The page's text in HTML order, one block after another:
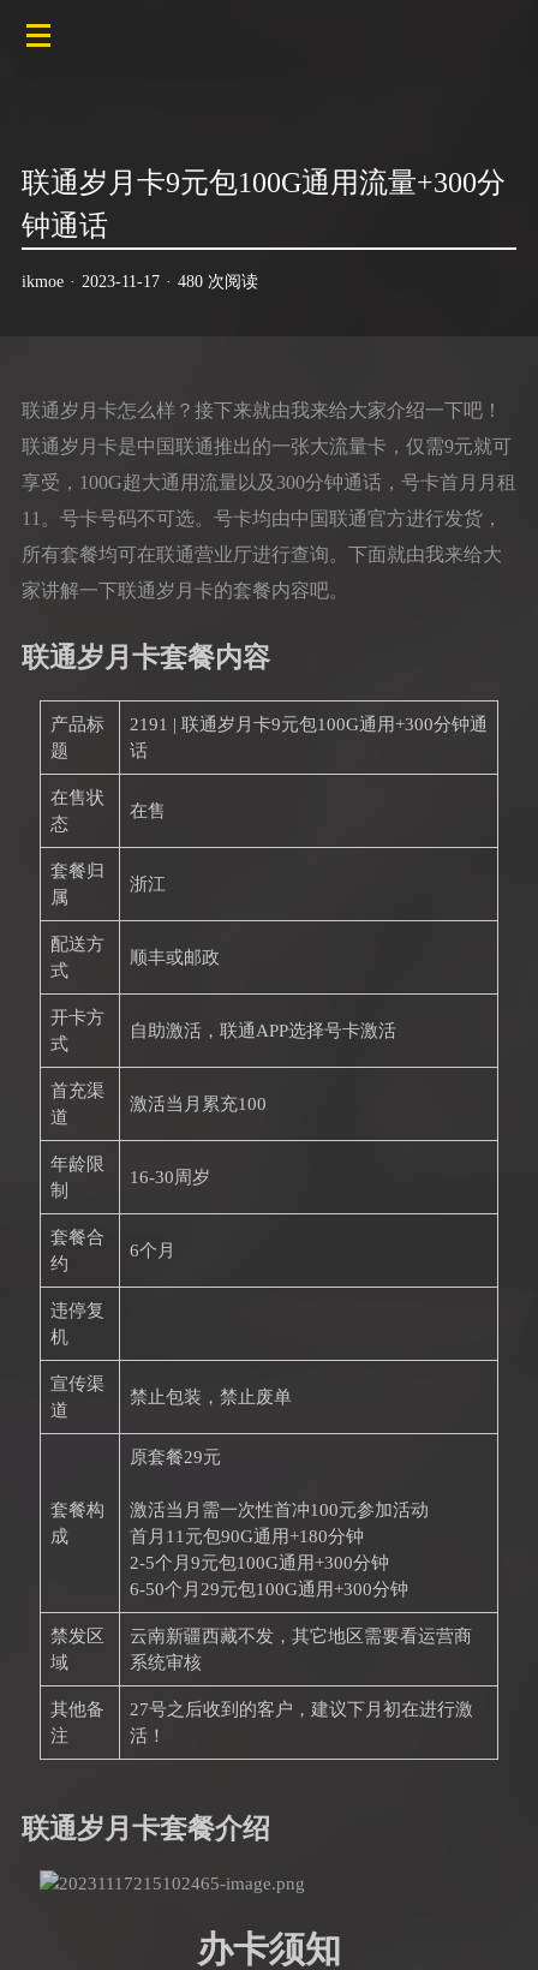
联通岁月卡9元包100G通用流量+300分
钟通话
ikmoe · 2023-11-17 · 480 次阅读
联通岁月卡怎么样？接下来就由我来给大家介绍一下吧！
联通岁月卡是中国联通推出的一张大流量卡，仅需9元就可
享受，100G超大通用流量以及300分钟通话，号卡首月月租
11。号卡号码不可选。号卡均由中国联通官方进行发货，
所有套餐均可在联通营业厅进行查询。下面就由我来给大
家讲解一下联通岁月卡的套餐内容吧。
联通岁月卡套餐内容
产品标
题
2191 | 联通岁月卡9元包100G通用+300分钟通
话
在售状
态
在售
套餐归
属
浙江
配送方
式
顺丰或邮政
开卡方
式
自助激活，联通APP选择号卡激活
首充渠
道
激活当月累充100
年龄限
制
16-30周岁
套餐合
约
6个月
违停复
机
宣传渠
道
禁止包装，禁止废单
套餐构
成
原套餐29元
激活当月需一次性首冲100元参加活动
首月11元包90G通用+180分钟
2-5个月9元包100G通用+300分钟
6-50个月29元包100G通用+300分钟
禁发区
域
云南新疆西藏不发，其它地区需要看运营商
系统审核
其他备
注
27号之后收到的客户，建议下月初在进行激
活！
联通岁月卡套餐介绍
办卡须知